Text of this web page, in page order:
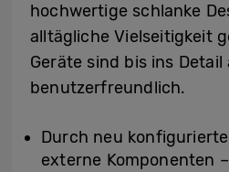
hochwertige schlanke
alltägliche Vielseitigkeit
Geräte sind bis ins
benutzerfreundlich.
Durch neu
externe Komponenten